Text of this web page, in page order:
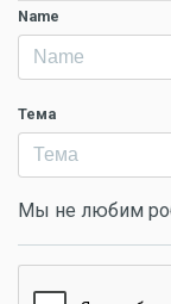
Name
Тема
Мы не любим